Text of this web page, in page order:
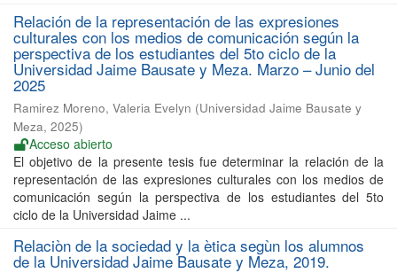
Relación de la representación de las expresiones
culturales con los medios de comunicación según la
perspectiva de los estudiantes del 5to ciclo de la
Universidad Jaime Bausate y Meza. Marzo – Junio del
2025
Ramirez Moreno, Valeria Evelyn (Universidad Jaime Bausate y
Meza, 2025)
Acceso abierto
El objetivo de la presente tesis fue determinar la relación de la
representación de las expresiones culturales con los medios de
comunicación según la perspectiva de los estudiantes del 5to
ciclo de la Universidad Jaime ...
Relaciòn de la sociedad y la ètica segùn los alumnos
de la Universidad Jaime Bausate y Meza, 2019.